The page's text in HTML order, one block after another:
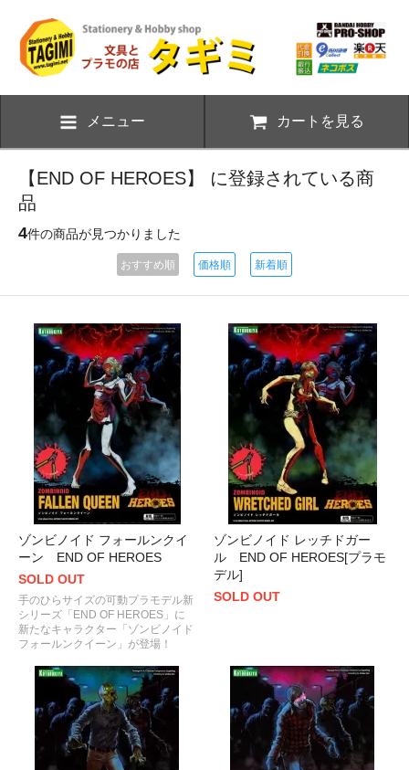
メニュー カートを見る
【END OF HEROES】 に登録されている商
品
4件の商品が見つかりました
おすすめ順 価格順 新着順
ゾンビノイド フォールンクイ
ーン END OF HEROES
SOLD OUT
手のひらサイズの可動プラモデル新
シリーズ「END OF HEROES」に
新たなキャラクター「ゾンビノイド
フォールンクイーン」が登場！
ゾンビノイド レッチドガー
ル END OF HEROES[プラモ
デル]
SOLD OUT